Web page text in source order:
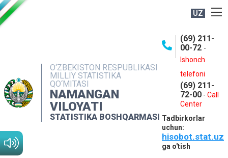
UZ
O‘ZBEKISTON RESPUBLIKASI
MILLIY STATISTIKA
QO‘MITASI
NAMANGAN
VILOYATI
STATISTIKA BOSHQARMASI
(69) 211-
00-72 -
Ishonch
telefoni
(69) 211-
72-00 - Call
Center
Tadbirkorlar
uchun:
hisobot.stat.uz
ga o'tish
NASHRLAR
INTERAKTIV XIZMATLAR
MATBUOT XIZMATI
MUROJAATLAR